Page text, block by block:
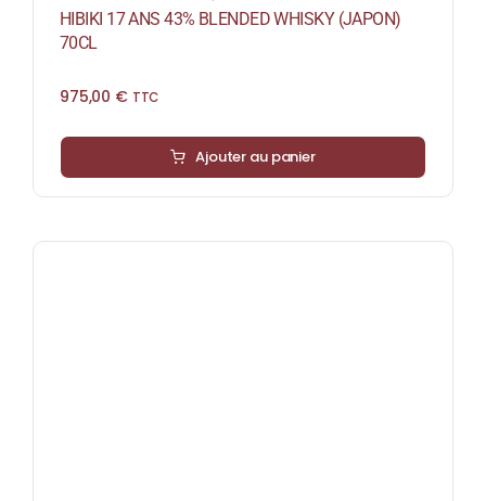
HIBIKI 17 ANS 43% BLENDED WHISKY (JAPON)
70CL
975,00 € TTC
Ajouter au panier